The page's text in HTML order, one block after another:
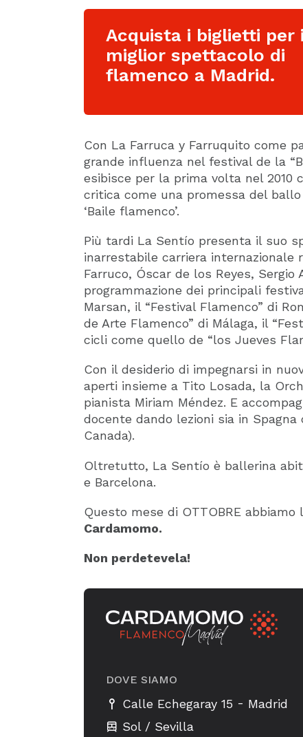
Acquista i biglietti per
miglior spettacolo di
flamenco a Madrid.
Con La Farruca y Farruquito come
grande influenza nel festival de la
esibisce per la prima volta nel 2010
critica come una promessa del
‘Baile flamenco’.
Più tardi La Sentío presenta il suo
inarrestabile carriera internazionale
Farruco, Óscar de los Reyes,
programmazione dei principali
Marsan, il “Festival Flamenco” di
de Arte Flamenco” di Málaga, il
cicli come quello de “los Jueves
Con il desiderio di impegnarsi in
aperti insieme a Tito Losada, la
pianista Miriam Méndez. E
docente dando lezioni sia in Spagna
Canada).
Oltretutto, La Sentío è ballerina
e Barcelona.
Questo mese di OTTOBRE
Cardamomo.
Non perdetevela!
DOVE SIAMO
Calle Echegaray 15 - Madrid
Sol / Sevilla